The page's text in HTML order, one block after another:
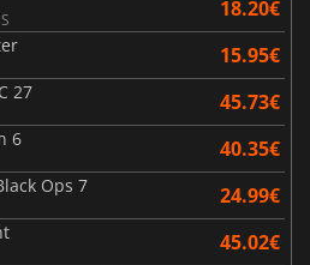
18.20€
15.95€
27 45.73€
6 40.35€
Ops 7 24.99€
45.02€